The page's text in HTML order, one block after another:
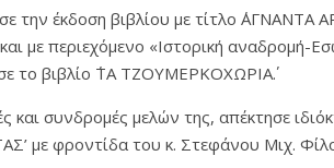
την έκδοση βιβλίου με τίτλο ΄ΑΓΝΑΝΤΑ
με περιεχόμενο «Ιστορική
το βιβλίο ΄ΤΑ ΤΖΟΥΜΕΡΚΟΧΩΡΙΑ΄.
και συνδρομές μελών της, απέκτησε
με φροντίδα του κ. Στεφάνου Μιχ.